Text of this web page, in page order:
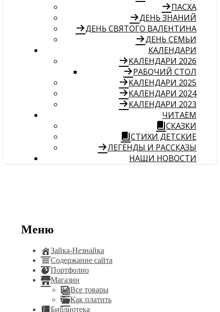
ПАСХА
ДЕНЬ ЗНАНИЙ
ДЕНЬ СВЯТОГО ВАЛЕНТИНА
ДЕНЬ СЕМЬИ
КАЛЕНДАРИ
КАЛЕНДАРИ 2026
РАБОЧИЙ СТОЛ
КАЛЕНДАРИ 2025
КАЛЕНДАРИ 2024
КАЛЕНДАРИ 2023
ЧИТАЕМ
СКАЗКИ
СТИХИ ДЕТСКИЕ
ЛЕГЕНДЫ И РАССКАЗЫ
НАШИ НОВОСТИ
Меню
Зайка-Незнайка
Содержание сайта
Портфолио
Магазин
Все товары
Как платить
Библиотека